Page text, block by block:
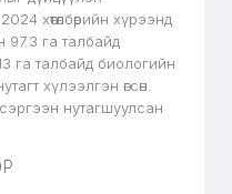
хөтөлбөрийн хүрээнд
97.3 га талбайд
га талбайд биологийн
хүлээлгэн өгсөн.
нутагшуулсан